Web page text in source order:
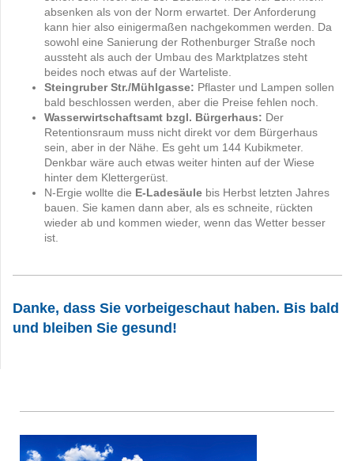
absenken als von der Norm erwartet. Der Anforderung
kann hier also einigermaßen nachgekommen werden. Da
sowohl eine Sanierung der Rothenburger Straße noch
aussteht als auch der Umbau des Marktplatzes steht
beides noch etwas auf der Warteliste.
Steingruber Str./Mühlgasse: Pflaster und Lampen sollen
bald beschlossen werden, aber die Preise fehlen noch.
Wasserwirtschaftsamt bzgl. Bürgerhaus: Der
Retentionsraum muss nicht direkt vor dem Bürgerhaus
sein, aber in der Nähe. Es geht um 144 Kubikmeter.
Denkbar wäre auch etwas weiter hinten auf der Wiese
hinter dem Klettergerüst.
N-Ergie wollte die E-Ladesäule bis Herbst letzten Jahres
bauen. Sie kamen dann aber, als es schneite, rückten
wieder ab und kommen wieder, wenn das Wetter besser
ist.
Danke, dass Sie vorbeigeschaut haben. Bis bald
und bleiben Sie gesund!